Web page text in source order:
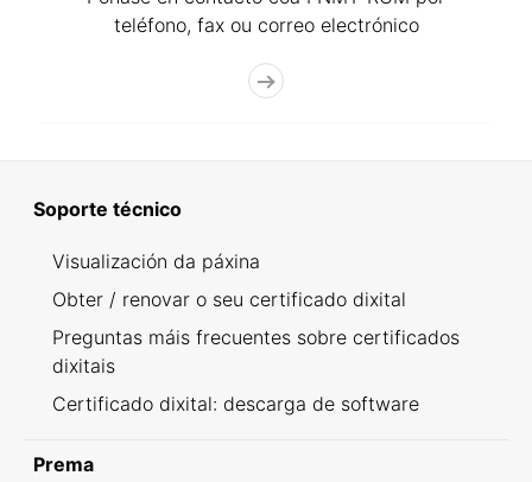
teléfono, fax ou correo electrónico
Soporte técnico
Visualización da páxina
Obter / renovar o seu certificado dixital
Preguntas máis frecuentes sobre certificados
dixitais
Certificado dixital: descarga de software
Prema